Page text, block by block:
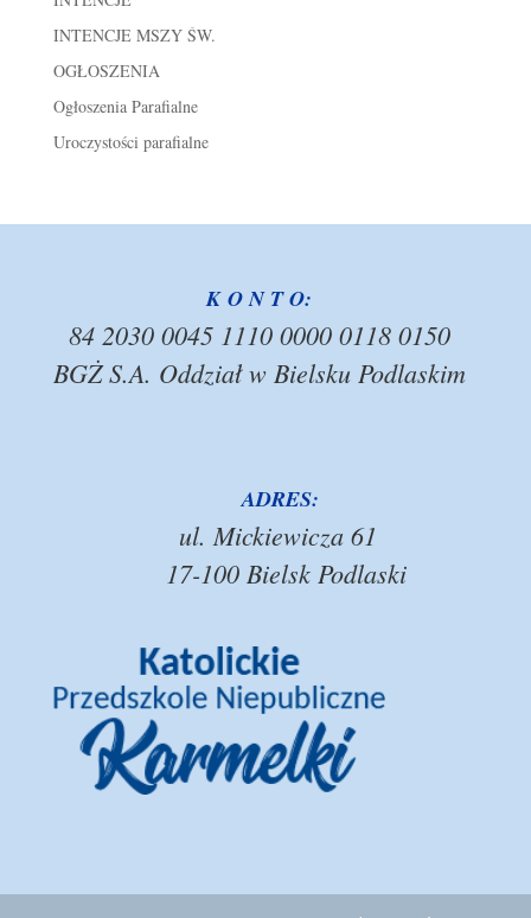
INTENCJE MSZY ŚW.
OGŁOSZENIA
Ogłoszenia Parafialne
Uroczystości parafialne
K O N T O:
84 2030 0045 1110 0000 0118 0150
BGŻ S.A. Oddział w Bielsku Podlaskim
ADRES:
ul. Mickiewicza 61
17-100 Bielsk Podlaski